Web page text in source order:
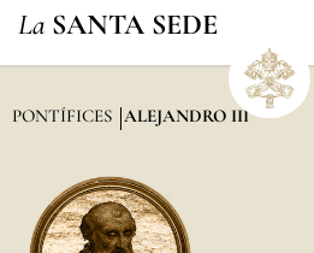
La SANTA SEDE
PONTÍFICES ALEJANDRO III